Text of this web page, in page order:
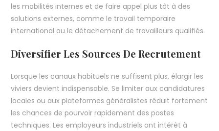
les mobilités internes et de faire appel plus tôt à des
solutions externes, comme le travail temporaire
international ou le détachement de travailleurs qualifiés.
Diversifier Les Sources De Recrutement
Lorsque les canaux habituels ne suffisent plus, élargir les
viviers devient indispensable. Se limiter aux candidatures
locales ou aux plateformes généralistes réduit fortement
les chances de pourvoir rapidement des postes
techniques. Les employeurs industriels ont intérêt à